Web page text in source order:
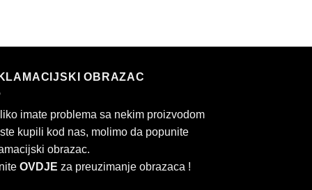
OBRAZAC
imate problema sa nekim proizvodom
kupili kod nas, molimo da popunite
obrazac.
OVDJE za preuzimanje obrazaca !